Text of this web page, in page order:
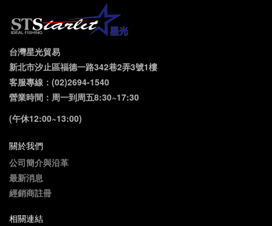
台灣星光貿易
新北市汐止區福德一路342巷2弄3號1樓
客服專線：(02)2694-1540
營業時間：周一到周五8:30~17:30
(午休12:00~13:00)
關於我們
公司簡介與沿革
最新消息
經銷商註冊
相關連結